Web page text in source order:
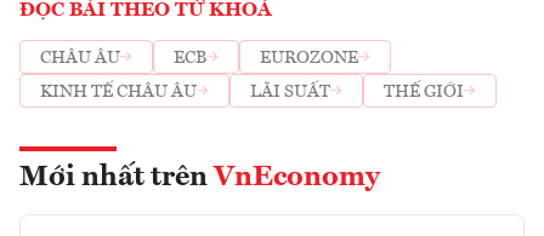
ĐỌC BÀI THEO TỪ KHOÁ
CHÂU ÂU ECB
EUROZONE
KINH TẾ CHÂU ÂU
LÃI SUẤT THẾ GIỚI
Mới nhất trên VnEconomy